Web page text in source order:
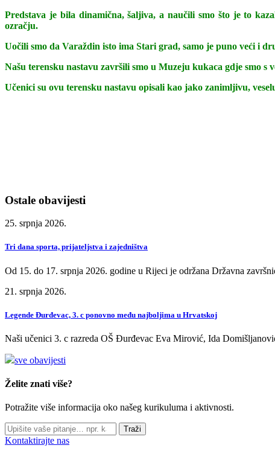
Predstava je bila dinamična, šaljiva, a naučili smo što je to
ozračju.
Uočili smo da Varaždin isto ima Stari grad, samo je puno veći i
Našu terensku nastavu završili smo u Muzeju kukaca gdje smo
Učenici su ovu terensku nastavu opisali kao jako zanimljivu,
Ostale obavijesti
25. srpnja 2026.
Tri dana sporta, prijateljstva i zajedništva
Od 15. do 17. srpnja 2026. godine u Rijeci je održana Državna
21. srpnja 2026.
Legende Đurđevac, 3. c ponovno među najboljima u Hrvatskoj
Naši učenici 3. c razreda OŠ Đurđevac Eva Mirović, Ida
sve obavijesti
Želite znati više?
Potražite više informacija oko našeg kurikuluma i aktivnosti.
Traži
Kontaktirajte nas